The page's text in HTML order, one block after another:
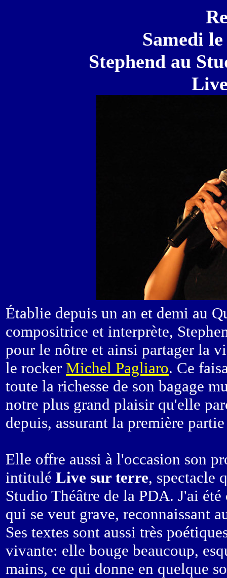
Samedi
Stephend au
Établie depuis un an et demi au
compositrice et interprète,
pour le nôtre et ainsi partager la
le rocker Michel Pagliaro. Ce
toute la richesse de son bagage
notre plus grand plaisir qu'elle
depuis, assurant la première
Elle offre aussi à l'occasion son
intitulé Live sur terre, spectacle
Studio Théâtre de la PDA. J'ai
qui se veut grave, reconnaissant
Ses textes sont aussi très
vivante: elle bouge beaucoup,
mains, ce qui donne en quelque